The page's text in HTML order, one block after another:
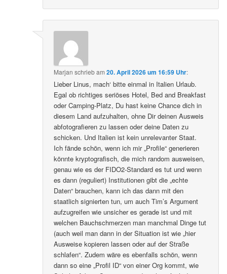
Marjan schriebam20. April 2026 um 16:59 Uhr:
Lieber Linus, mach‘ bitte einmal in Italien Urlaub.
Egal ob richtiges seriöses Hotel, Bed and Breakfast
oder Camping-Platz, Du hast keine Chance dich in
diesem Land aufzuhalten, ohne Dir deinen Ausweis
abfotografieren zu lassen oder deine Daten zu
schicken. Und Italien ist kein unrelevanter Staat.
Ich fände schön, wenn ich mir „Profile“ generieren
könnte kryptografisch, die mich random ausweisen,
genau wie es der FIDO2-Standard es tut und wenn
es dann (reguliert) Institutionen gibt die „echte
Daten“ brauchen, kann ich das dann mit den
staatlich signierten tun, um auch Tim’s Argument
aufzugreifen wie unsicher es gerade ist und mit
welchen Bauchschmerzen man manchmal Dinge tut
(auch weil man dann in der Situation ist wie „hier
Ausweise kopieren lassen oder auf der Straße
schlafen“. Zudem wäre es ebenfalls schön, wenn
dann so eine „Profil ID“ von einer Org kommt, wie